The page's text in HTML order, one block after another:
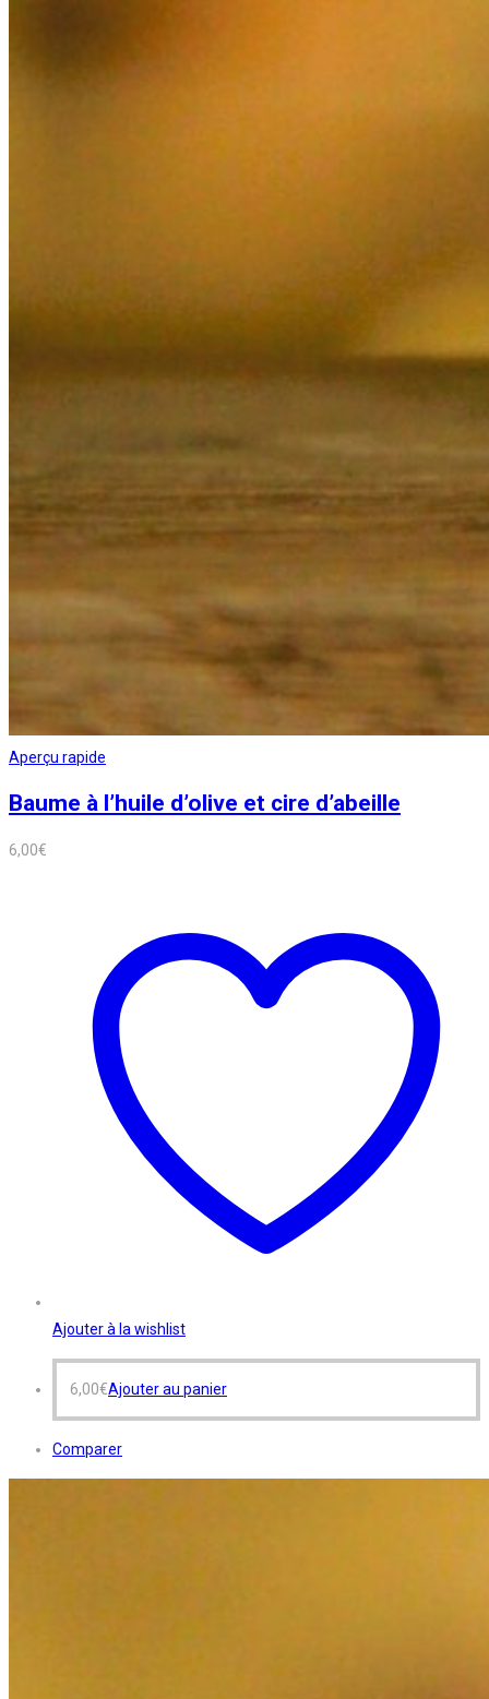
Aperçu rapide
Baume à l’huile d’olive et cire d’abeille
6,00€
Ajouter à la wishlist
6,00€Ajouter au panier
Comparer